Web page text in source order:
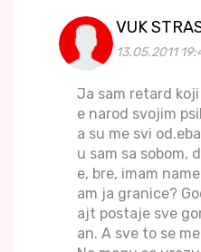
VUK
13.05.2011
Ja sam retard
e narod svojim
a su me svi
u sam sa sobom,
e, bre, imam
am ja granice?
ajt postaje sve
an. A sve to se